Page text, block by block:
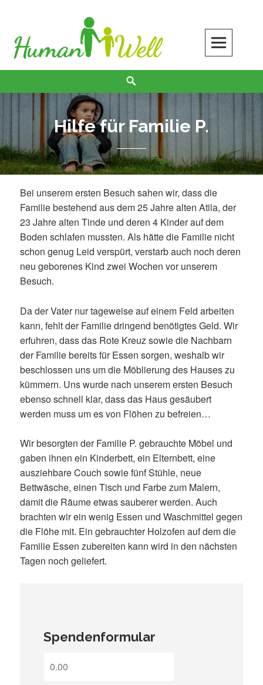
content
Hilfe für Familie P.
Bei unserem ersten Besuch sahen wir, dass die
Familie bestehend aus dem 25 Jahre alten Atila, der
23 Jahre alten Tinde und deren 4 Kinder auf dem
Boden schlafen mussten. Als hätte die Familie nicht
schon genug Leid verspürt, verstarb auch noch deren
neu geborenes Kind zwei Wochen vor unserem
Besuch.
Da der Vater nur tageweise auf einem Feld arbeiten
kann, fehlt der Familie dringend benötigtes Geld. Wir
erfuhren, dass das Rote Kreuz sowie die Nachbarn
der Familie bereits für Essen sorgen, weshalb wir
beschlossen uns um die Möblierung des Hauses zu
kümmern. Uns wurde nach unserem ersten Besuch
ebenso schnell klar, dass das Haus gesäubert
werden muss um es von Flöhen zu befreien…
Wir besorgten der Familie P. gebrauchte Möbel und
gaben ihnen ein Kinderbett, ein Elternbett, eine
ausziehbare Couch sowie fünf Stühle, neue
Bettwäsche, einen Tisch und Farbe zum Malern,
damit die Räume etwas sauberer werden. Auch
brachten wir ein wenig Essen und Waschmittel gegen
die Flöhe mit. Ein gebrauchter Holzofen auf dem die
Familie Essen zubereiten kann wird in den nächsten
Tagen noch geliefert.
Spendenformular